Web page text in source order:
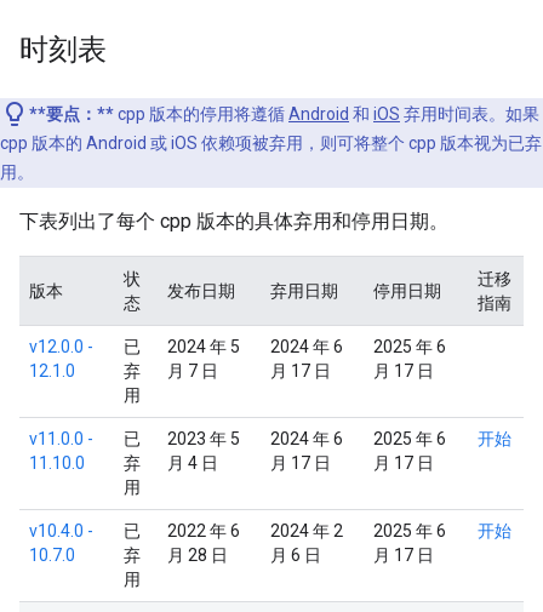
时刻表
**要点：**cpp 版本的停用将遵循Android 和 iOS 弃用时间表。如果
cpp 版本的 Android 或 iOS 依赖项被弃用，则可将整个 cpp 版本视为已弃
用。
下表列出了每个 cpp 版本的具体弃用和停用日期。
版本
状
态
发布日期 弃用日期 停用日期
迁移
指南
v12.0.0 -
12.1.0
已
弃
用
2024 年 5
月 7 日
2024 年 6
月 17 日
2025 年 6
月 17 日
v11.0.0 -
11.10.0
已
弃
用
2023 年 5
月 4 日
2024 年 6
月 17 日
2025 年 6
月 17 日
开始
v10.4.0 -
10.7.0
已
弃
用
2022 年 6
月 28 日
2024 年 2
月 6 日
2025 年 6
月 17 日
开始